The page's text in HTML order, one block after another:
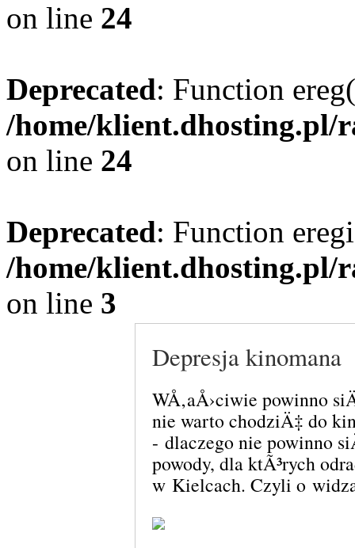
on line 24
Deprecated: Function
/home/klient.dhosting.pl/
on line 24
Deprecated: Function
/home/klient.dhosting.pl/
on line 3
Depresja kinomana
WÅ‚aÅ›ciwie powinno
nie warto chodziÄ‡ do
- dlaczego nie powinno
powody, dla ktÃ³rych
w Kielcach. Czyli o